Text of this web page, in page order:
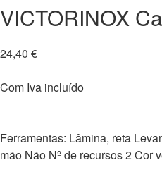
VICTORINOX
24,40 €
Com Iva incluído
Ferramentas: Lâmina, reta
mão Não Nº de recursos 2 Cor